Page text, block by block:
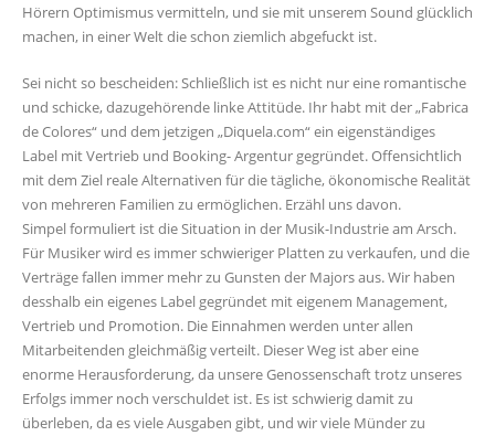
Hörern Optimismus vermitteln, und sie mit unserem Sound glücklich
machen, in einer Welt die schon ziemlich abgefuckt ist.
Sei nicht so bescheiden: Schließlich ist es nicht nur eine romantische
und schicke, dazugehörende linke Attitüde. Ihr habt mit der „Fabrica
de Colores“ und dem jetzigen „Diquela.com“ ein eigenständiges
Label mit Vertrieb und Booking- Argentur gegründet. Offensichtlich
mit dem Ziel reale Alternativen für die tägliche, ökonomische Realität
von mehreren Familien zu ermöglichen. Erzähl uns davon.
Simpel formuliert ist die Situation in der Musik-Industrie am Arsch.
Für Musiker wird es immer schwieriger Platten zu verkaufen, und die
Verträge fallen immer mehr zu Gunsten der Majors aus. Wir haben
desshalb ein eigenes Label gegründet mit eigenem Management,
Vertrieb und Promotion. Die Einnahmen werden unter allen
Mitarbeitenden gleichmäßig verteilt. Dieser Weg ist aber eine
enorme Herausforderung, da unsere Genossenschaft trotz unseres
Erfolgs immer noch verschuldet ist. Es ist schwierig damit zu
überleben, da es viele Ausgaben gibt, und wir viele Münder zu